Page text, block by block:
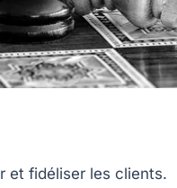
et fidéliser les clients.